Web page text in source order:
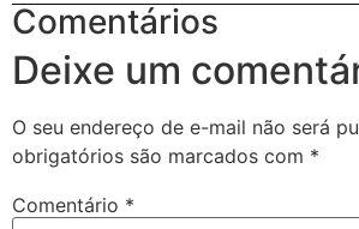
Comentários
Deixe um
O seu endereço de e-mail não será
obrigatórios são marcados com *
Comentário *